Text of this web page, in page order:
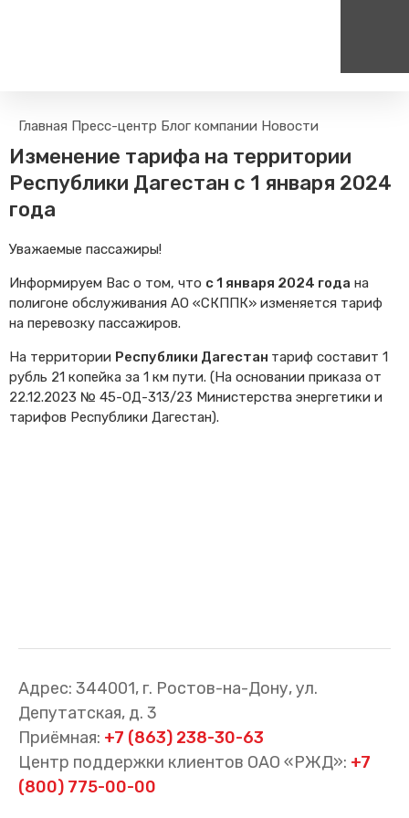
Пассажирам
Часто задаваемые вопросы
Режим работы билетных
Абонементные билеты
Мобильные приложения
Пассажирам
Моя карта попала в стоп-
лист
Cхемы обращения
Туризм
Веломаршруты
Единый номер вызова экстренных служб
112
Главная Пресс-центр Блог компании Новости
Изменение тарифа на территории
Республики Дагестан с 1 января 2024
года
Уважаемые пассажиры!
Информируем Вас о том, что с 1 января 2024 года на
полигоне обслуживания АО «СКППК» изменяется тариф
на перевозку пассажиров.
На территории Республики Дагестан тариф составит 1
рубль 21 копейка за 1 км пути. (На основании приказа от
22.12.2023 № 45-ОД-313/23 Министерства энергетики и
тарифов Республики Дагестан).
Адрес: 344001, г. Ростов-на-Дону, ул.
Депутатская, д. 3
Приёмная: +7 (863) 238-30-63
Центр поддержки клиентов ОАО «РЖД»: +7
(800) 775-00-00